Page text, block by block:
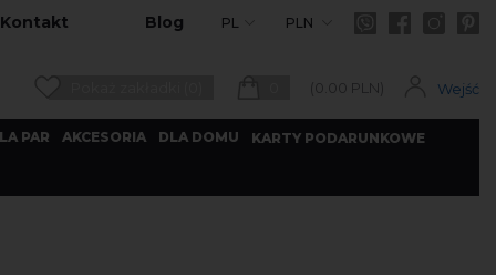
Kontakt Blog PL PLN
(0.00 PLN) Wejść
PAR AKCESORIA DLA DOMU KARTY PODARUNKOWE